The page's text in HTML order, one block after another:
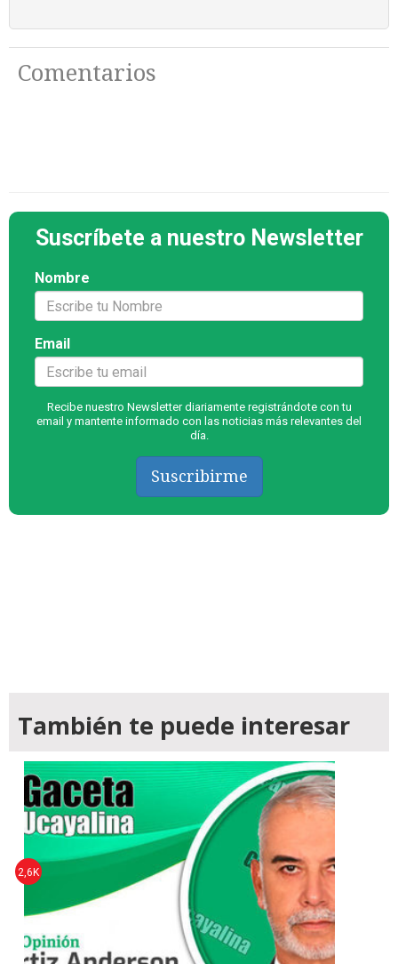
Comentarios
Suscríbete a nuestro Newsletter
Nombre
Email
Recibe nuestro Newsletter diariamente registrándote con tu
email y mantente informado con las noticias más relevantes del
día.
Suscribirme
También te puede interesar
2,6K